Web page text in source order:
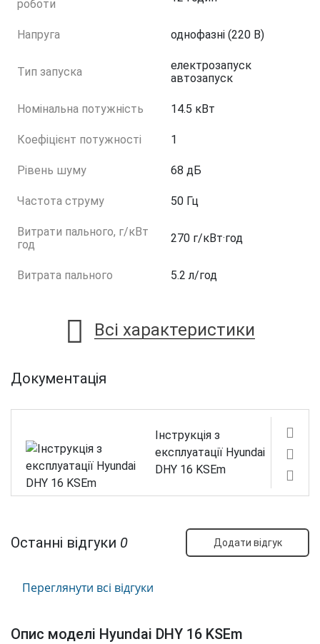
роботи
Напруга однофазні (220 В)
Тип запуска
електрозапуск
автозапуск
Номінальна потужність 14.5 кВт
Коефіцієнт потужності 1
Рівень шуму 68 дБ
Частота струму 50 Гц
Витрати пального, г/кВт
год
270 г/кВт·год
Витрата пального 5.2 л/год
Всі характеристики
Документація
Інструкція з
експлуатації Hyundai
DHY 16 KSEm
Останні відгуки 0 Додати відгук
Переглянути всі відгуки
Опис моделі Hyundai DHY 16 KSEm